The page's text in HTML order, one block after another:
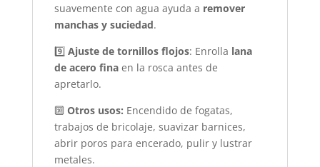
suavemente con agua ayuda a remover
manchas y suciedad.
9️⃣ Ajuste de tornillos flojos: Enrolla lana
de acero finaen la rosca antes de
apretarlo.
🔟 Otros usos: Encendido de fogatas,
trabajos de bricolaje, suavizar barnices,
abrir poros para encerado, pulir y lustrar
metales.